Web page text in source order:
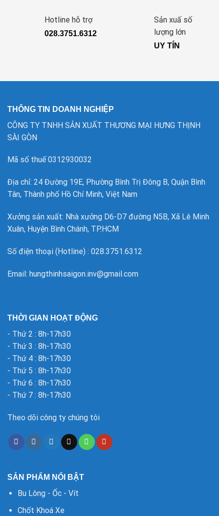
Hotline hỗ trợ
028.3751.6312
Sản xuấ số
lượng lớn
UY TÍN
THÔNG TIN DOANH NGHIỆP
CÔNG TY TNHH SẢN XUẤT THƯƠNG MẠI HƯNG THỊNH
SÀI GÒN
Mã số thuế 0312930032
Địa chỉ: 24 Đường 19E, Phường Bình Trị Đông B, Quận Bình
Tân, Thành phố Hồ Chí Minh, Việt Nam
Xưởng sản xuất: Nhà xưởng D6-D7 đường N5B, Xã Lê Minh
Xuân, Huyện Bình Chánh, TP.HCM
Số điện thoại (Hotline) : 028.3751.6312
Email: hungthinhsaigon.inv@gmail.com
THỜI GIAN HOẠT ĐỘNG
- Thứ 2 : 8h-17h30
- Thứ 3 : 8h-17h30
- Thứ 4 : 8h-17h30
- Thứ 5 : 8h-17h30
- Thứ 6 : 8h-17h30
- Thứ 7 : 8h-17h30
Theo dõi công ty chúng tôi
SẢN PHẨM NỔI BẬT
Bu Lông - Ốc - Vít
Chốt Khoá Xe